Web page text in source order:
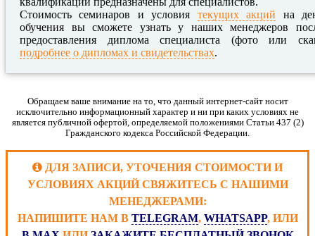
Стоимость семинаров и условия текущих акций на
обучения вы сможете узнать у наших менеджеров
предоставления диплома специалиста (фото или
подробнее о дипломах и свидетельствах.
Обращаем ваше внимание на то, что данный интернет-сайт носит
исключительно информационный характер и ни при каких условиях не
является публичной офертой, определяемой положениями Статьи 437 (2)
Гражданского кодекса Российской Федерации.
ДЛЯ ЗАПИСИ, УТОЧЕНИЯ СТОИМОСТИ И
УСЛОВИЯХ АКЦИЙ СВЯЖИТЕСЬ С НАШИМИ
МЕНЕДЖЕРАМИ:
НАПИШИТЕ НАМ В TELEGRAM, WHATSAPP, ИЛИ